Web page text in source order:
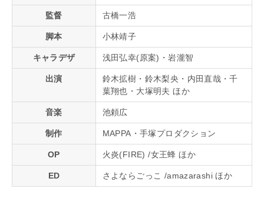
監督 古橋一浩
脚本 小林靖子
キャラデザ 浅田弘幸(原案)・岩瀧智
出演
鈴木拡樹・鈴木梨央・内田直哉・千
葉翔也・大塚明夫 ほか
音楽 池頼広
制作 MAPPA・手塚プロダクション
OP 火炎(FIRE) /女王蜂 ほか
ED さよならごっこ /amazarashi ほか